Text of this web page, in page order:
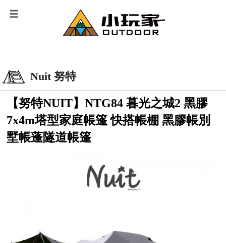
Nuit 努特
【努特NUIT】NTG84 暮光之城2 黑膠
7x4m塔型家庭帳篷 快搭帳棚 黑膠帳別
墅帳蓬隧道帳篷